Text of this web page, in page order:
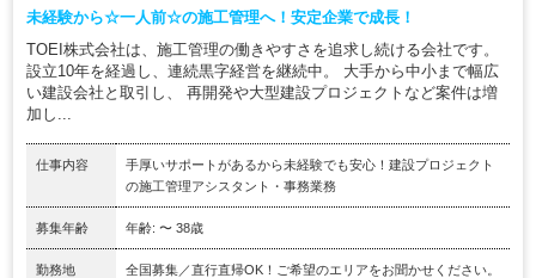
未経験から☆一人前☆の施工管理へ！安定企業で成長！
TOEI株式会社は、施工管理の働きやすさを追求し続ける会社です。
設立10年を経過し、連続黒字経営を継続中。 大手から中小まで幅広
い建設会社と取引し、 再開発や大型建設プロジェクトなど案件は増
加し...
仕事内容
手厚いサポートがあるから未経験でも安心！建設プロジェクト
の施工管理アシスタント・事務業務
募集年齢 年齢: 〜 38歳
勤務地 全国募集／直行直帰OK！ご希望のエリアをお聞かせください。